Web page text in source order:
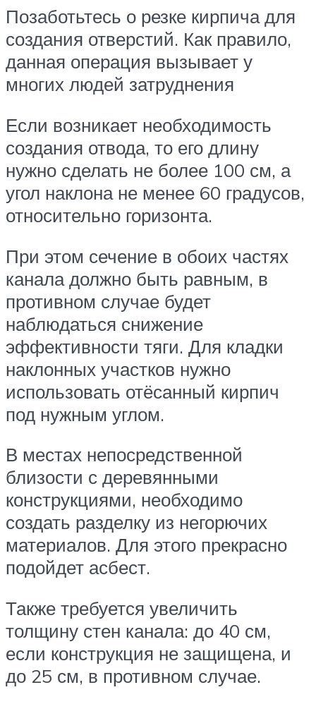
Позаботьтесь о резке кирпича для
создания отверстий. Как правило,
данная операция вызывает у
многих людей затруднения
Если возникает необходимость
создания отвода, то его длину
нужно сделать не более 100 см, а
угол наклона не менее 60 градусов,
относительно горизонта.
При этом сечение в обоих частях
канала должно быть равным, в
противном случае будет
наблюдаться снижение
эффективности тяги. Для кладки
наклонных участков нужно
использовать отёсанный кирпич
под нужным углом.
В местах непосредственной
близости с деревянными
конструкциями, необходимо
создать разделку из негорючих
материалов. Для этого прекрасно
подойдет асбест.
Также требуется увеличить
толщину стен канала: до 40 см,
если конструкция не защищена, и
до 25 см, в противном случае.